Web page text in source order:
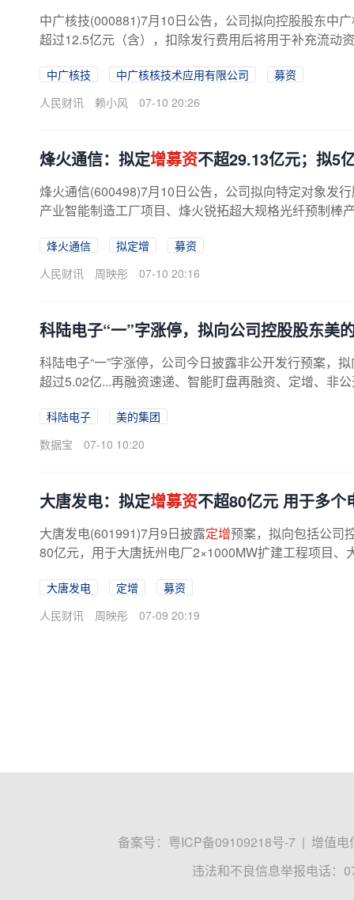
中广核技(000881)7月10日公告，公司拟向控股股东中
超过12.5亿元（含），扣除发行费用后将用于补充流动
中广核技 中广核核技术应用有限公司
募资
人民财讯
赖小风 07-10 20:26
烽火通信：拟定增募资不超29.13亿元；拟5
烽火通信(600498)7月10日公告，公司拟向特定对象发
产业智能制造工厂项目、烽火锐拓超大规格光纤预制棒
烽火通信 拟定增
募资
人民财讯
周映彤 07-10 20:16
科陆电子“一”字涨停，拟向公司控股股东美
科陆电子“一”字涨停，公司今日披露非公开发行预案，
超过5.02亿...再融资速递、智能盯盘再融资、定增、非
科陆电子
美的集团
数据宝
07-10 10:20
大唐发电：拟定增募资不超80亿元 用于多个
大唐发电(601991)7月9日披露定增预案，拟向包括公司
80亿元，用于大唐抚州电厂2×1000MW扩建工程项目
大唐发电 定增
募资
人民财讯
周映彤 07-09 20:19
备案号： 粤ICP备09109218号-7 | 增值电
违法和不良信息举报电话：